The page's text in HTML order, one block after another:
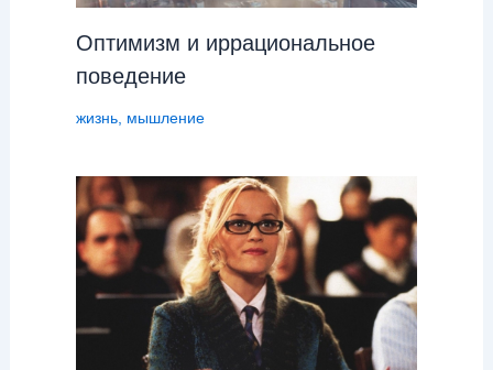
Оптимизм и иррациональное
поведение
жизнь, мышление